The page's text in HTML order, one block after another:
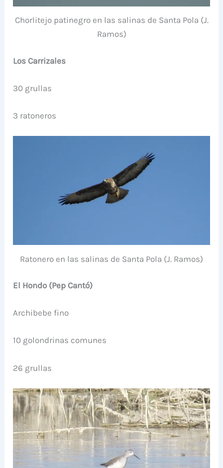
Chorlitejo patinegro en las salinas de Santa Pola (J.
Ramos)
Los Carrizales
30 grullas
3 ratoneros
Ratonero en las salinas de Santa Pola (J. Ramos)
El Hondo (Pep Cantó)
Archibebe fino
10 golondrinas comunes
26 grullas